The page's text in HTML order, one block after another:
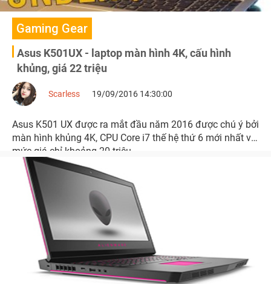
Gaming Gear
Asus K501UX - laptop màn hình 4K, cấu hình
khủng, giá 22 triệu
Scarless 19/09/2016 14:30:00
Asus K501 UX được ra mắt đầu năm 2016 được chú ý bởi
màn hình khủng 4K, CPU Core i7 thế hệ thứ 6 mới nhất với
mức giá chỉ khoảng 20 triệu.